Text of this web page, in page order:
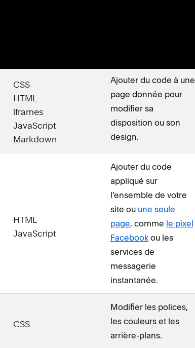
CSS
HTML
iframes
JavaScript
Markdown
Ajouter du code à une
page donnée pour
modifier sa
disposition ou son
design.
HTML
JavaScript
Ajouter du code
appliqué sur
l’ensemble de votre
site ou une seule
page, comme le pixel
Facebook ou les
services de
messagerie
instantanée.
CSS
Modifier les polices,
les couleurs et les
arrière-plans.